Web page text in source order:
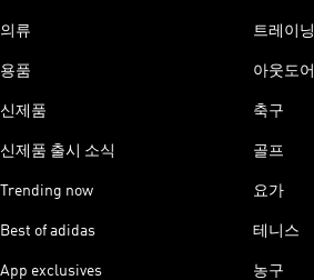
의류
용품
신제품
신제품 출시 소식
Trending now
Best of adidas
App exclusives
트레이닝
아웃도어
축구
골프
요가
테니스
농구